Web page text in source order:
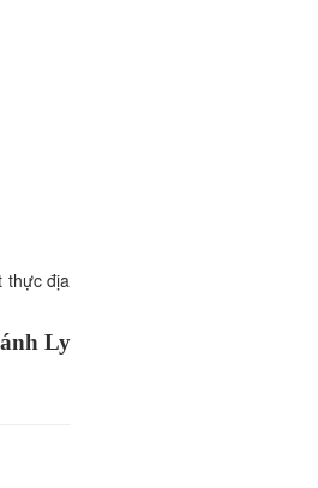
thực địa
Ly